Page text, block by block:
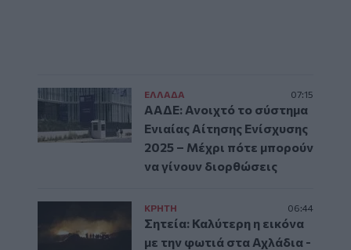
ΕΛΛAΔΑ 07:15
ΑΑΔΕ: Ανοιχτό το σύστημα
Ενιαίας Αίτησης Ενίσχυσης
2025 – Μέχρι πότε μπορούν
να γίνουν διορθώσεις
ΚΡΗΤΗ 06:44
Σητεία: Καλύτερη η εικόνα
με την φωτιά στα Αχλάδια -